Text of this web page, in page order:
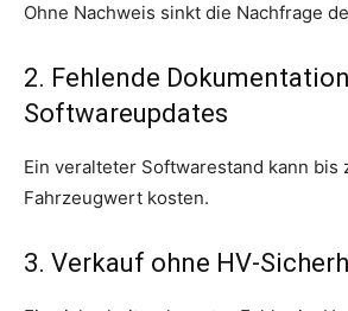
Ohne Nachweis sinkt die Nachfrage
2. Fehlende
Softwareupdates
Ein veralteter Softwarestand kann bis
Fahrzeugwert kosten.
3. Verkauf ohne HV-